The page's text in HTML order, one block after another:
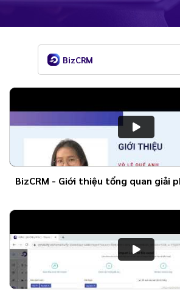
BizCRM
BizCRM - Giới thiệu tổng quan giải